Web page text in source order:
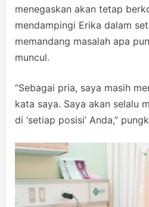
menegaskan akan tetap
mendampingi Erika dalam
memandang masalah apa
muncul.
“Sebagai pria, saya masih
kata saya. Saya akan selalu
di ‘setiap posisi’ Anda,”